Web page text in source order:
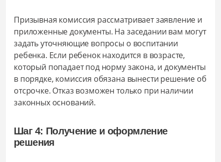
Призывная комиссия рассматривает заявление и
приложенные документы. На заседании вам могут
задать уточняющие вопросы о воспитании
ребенка. Если ребенок находится в возрасте,
который попадает под норму закона, и документы
в порядке, комиссия обязана вынести решение об
отсрочке. Отказ возможен только при наличии
законных оснований.
Шаг 4: Получение и оформление
решения